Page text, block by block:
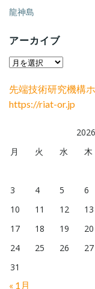
龍神島
アーカイブ
ア
カ
イ
先端技術研究機構
https://riat-or.jp
月
火 水 木
3
4 5 6
10
11 12 13
17
18 19 20
24
25 26 27
31
« 1月